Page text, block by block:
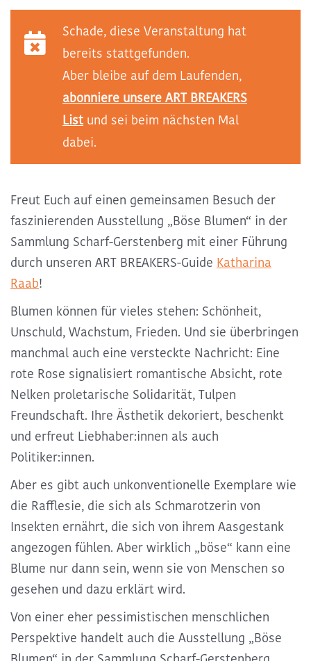
Kontakt
Schade, diese Veranstaltung hat
bereits stattgefunden.
Aber bleibe auf dem Laufenden,
abonniere unsere ART BREAKERS
List und sei beim nächsten Mal
dabei.
Freut Euch auf einen gemeinsamen Besuch der
faszinierenden Ausstellung „Böse Blumen“ in der
Sammlung Scharf-Gerstenberg mit einer Führung
durch unseren ART BREAKERS-Guide Katharina
Raab!
Blumen können für vieles stehen: Schönheit,
Unschuld, Wachstum, Frieden. Und sie überbringen
manchmal auch eine versteckte Nachricht: Eine
rote Rose signalisiert romantische Absicht, rote
Nelken proletarische Solidarität, Tulpen
Freundschaft. Ihre Ästhetik dekoriert, beschenkt
und erfreut Liebhaber:innen als auch
Politiker:innen.
Aber es gibt auch unkonventionelle Exemplare wie
die Rafflesie, die sich als Schmarotzerin von
Insekten ernährt, die sich von ihrem Aasgestank
angezogen fühlen. Aber wirklich „böse“ kann eine
Blume nur dann sein, wenn sie von Menschen so
gesehen und dazu erklärt wird.
Von einer eher pessimistischen menschlichen
Perspektive handelt auch die Ausstellung „Böse